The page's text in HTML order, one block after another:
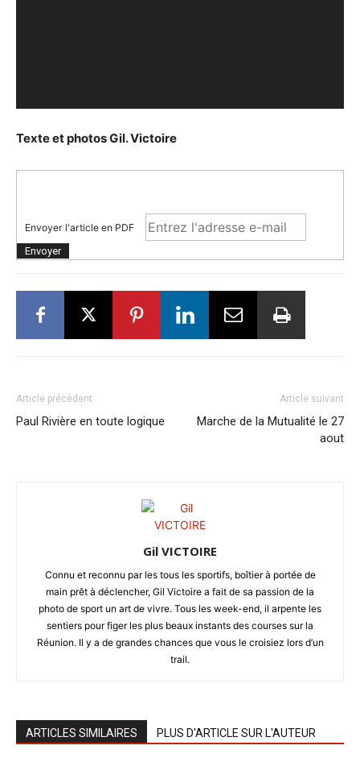
Texte et photos Gil. Victoire
Envoyer l'article en PDF
Article précédent
Paul Rivière en toute logique
Article suivant
Marche de la Mutualité le 27
aout
Gil VICTOIRE
Connu et reconnu par les tous les sportifs, boîtier à portée de
main prêt à déclencher, Gil Victoire a fait de sa passion de la
photo de sport un art de vivre. Tous les week-end, il arpente les
sentiers pour figer les plus beaux instants des courses sur la
Réunion. Il y a de grandes chances que vous le croisiez lors d’un
trail.
ARTICLES SIMILAIRES PLUS D'ARTICLE SUR L'AUTEUR